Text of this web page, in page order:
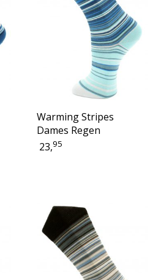
Warming Stripes
Dames Regen
23,95